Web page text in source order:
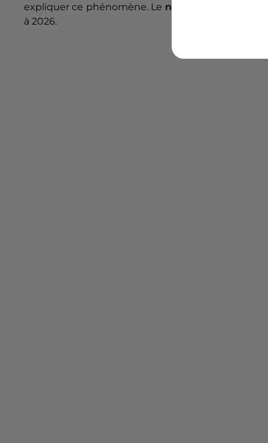
expliquer ce phénomène. Le nombre de
à 2026.